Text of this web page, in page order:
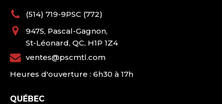
(514) 719-9PSC (772)
9475, Pascal-Gagnon,
St-Léonard, QC, H1P 1Z4
ventes@pscmtl.com
Heures d'ouverture : 6h30 à 17h
QUÉBEC